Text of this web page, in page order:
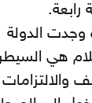
وجدت
هي